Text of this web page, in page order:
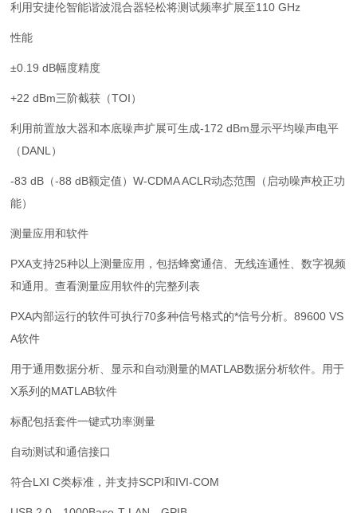
利用安捷伦智能谐波混合器轻松将测试频率扩展至110 GHz
性能
±0.19 dB幅度精度
+22 dBm三阶截获（TOI）
利用前置放大器和本底噪声扩展可生成-172 dBm显示平均噪声电平
（DANL）
-83 dB（-88 dB额定值）W-CDMA ACLR动态范围（启动噪声校正功
能）
测量应用和软件
PXA支持25种以上测量应用，包括蜂窝通信、无线连通性、数字视频
和通用。查看测量应用软件的完整列表
PXA内部运行的软件可执行70多种信号格式的*信号分析。89600 VS
A软件
用于通用数据分析、显示和自动测量的MATLAB数据分析软件。用于
X系列的MATLAB软件
标配包括套件一键式功率测量
自动测试和通信接口
符合LXI C类标准，并支持SCPI和IVI-COM